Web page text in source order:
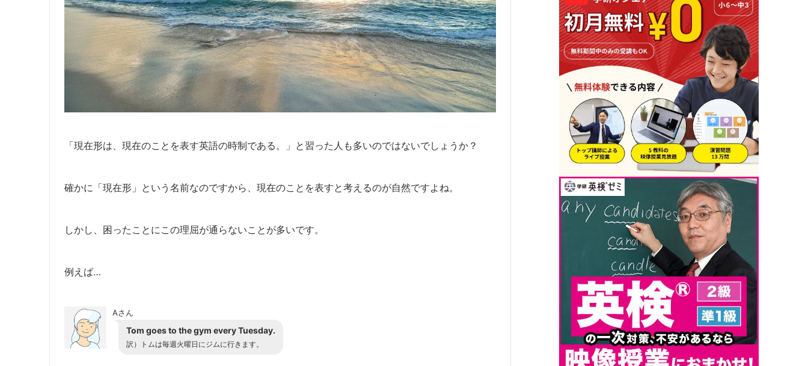
「現在形は、現在のことを表す英語の時制である。」と習った人も多いのではないでしょうか？
確かに「現在形」という名前なのですから、現在のことを表すと考えるのが自然ですよね。
しかし、困ったことにこの理屈が通らないことが多いです。
例えば…
Aさん
Tom goes to the gym every Tuesday.
訳）トムは毎週火曜日にジムに行きます。